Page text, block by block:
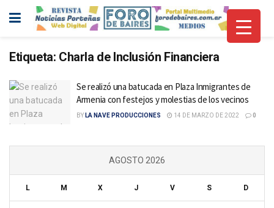
Etiqueta: Charla de Inclusión Financiera
Se realizó una batucada en Plaza Inmigrantes de
Armenia con festejos y molestias de los vecinos
BY LA NAVE PRODUCCIONES 14 DE MARZO DE 2022 0
AGOSTO 2026
L M X J V S D